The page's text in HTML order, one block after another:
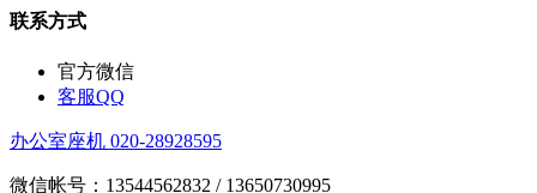
联系方式
官方微信
客服QQ
办公室座机 020-28928595
微信帐号：13544562832 / 13650730995